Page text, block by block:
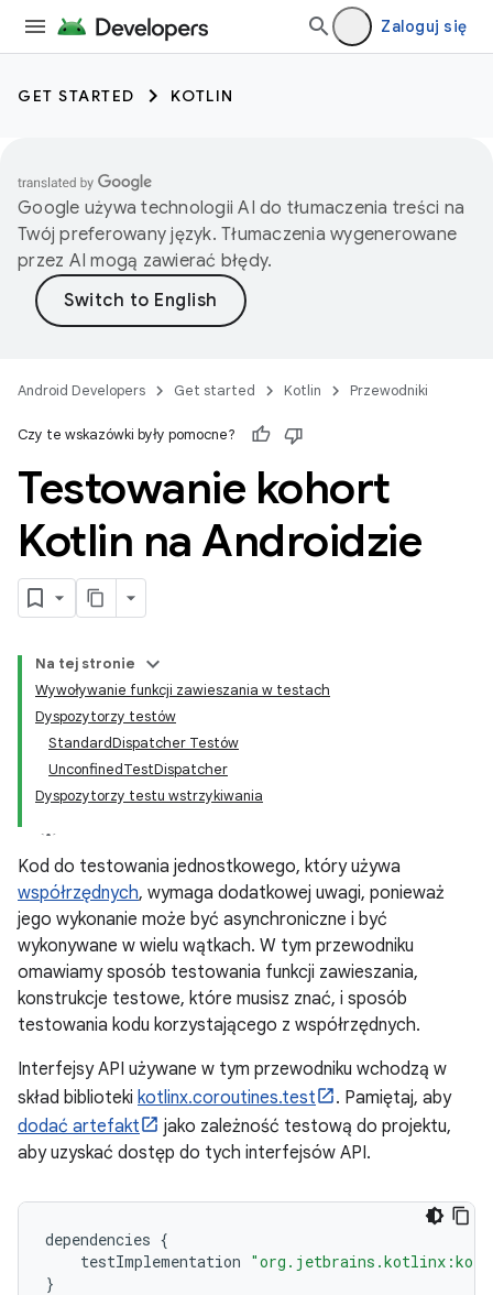
Zaloguj się
GET STARTED KOTLIN
Google używa technologii AI do tłumaczenia treści na
Twój preferowany język. Tłumaczenia wygenerowane
przez AI mogą zawierać błędy.
Android Developers Get started Kotlin Przewodniki
Czy te wskazówki były pomocne?
Testowanie kohort
Kotlin na Androidzie
Na tej stronie
Wywoływanie funkcji zawieszania w testach
Dyspozytorzy testów
StandardDispatcher Testów
UnconfinedTestDispatcher
Dyspozytorzy testu wstrzykiwania
Kod do testowania jednostkowego, który używa
współrzędnych, wymaga dodatkowej uwagi, ponieważ
jego wykonanie może być asynchroniczne i być
wykonywane w wielu wątkach. W tym przewodniku
omawiamy sposób testowania funkcji zawieszania,
konstrukcje testowe, które musisz znać, i sposób
testowania kodu korzystającego z współrzędnych.
Interfejsy API używane w tym przewodniku wchodzą w
skład biblioteki kotlinx.coroutines.test
. Pamiętaj, aby
dodać artefakt
jako zależność testową do projektu,
aby uzyskać dostęp do tych interfejsów API.
dependencies {
testImplementation
}